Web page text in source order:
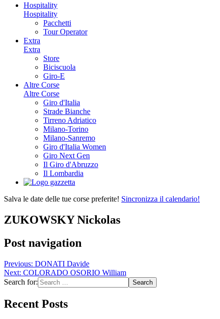
Hospitality
Hospitality
Pacchetti
Tour Operator
Extra
Extra
Store
Biciscuola
Giro-E
Altre Corse
Altre Corse
Giro d'Italia
Strade Bianche
Tirreno Adriatico
Milano-Torino
Milano-Sanremo
Giro d'Italia Women
Giro Next Gen
Il Giro d'Abruzzo
Il Lombardia
Salva le date delle tue corse preferite! Sincronizza il calendario!
ZUKOWSKY Nickolas
Post navigation
Previous: DONATI Davide
Next: COLORADO OSORIO William
Search for:
Recent Posts